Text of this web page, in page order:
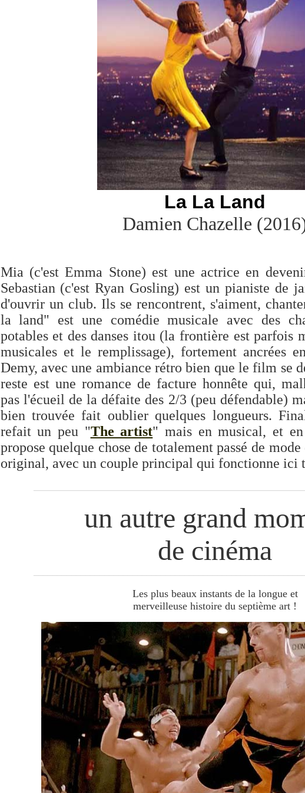
La La Land
Damien Chazelle
Mia (c'est Emma Stone) est une actrice en
Sebastian (c'est Ryan Gosling) est un pianiste de
d'ouvrir un club. Ils se rencontrent, s'aiment,
la land" est une comédie musicale avec des
potables et des danses itou (la frontière est parfois
musicales et le remplissage), fortement ancrées
Demy, avec une ambiance rétro bien que le film se
reste est une romance de facture honnête qui,
pas l'écueil de la défaite des 2/3 (peu défendable)
bien trouvée fait oublier quelques longueurs.
refait un peu "The artist" mais en musical, et
propose quelque chose de totalement passé de
original, avec un couple principal qui fonctionne ici
un autre grand
de cinéma
Les plus beaux instants de la longue et
merveilleuse histoire du septième art !